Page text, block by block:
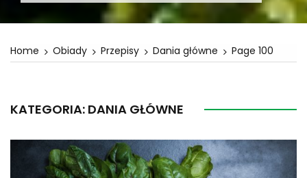
Home Obiady Przepisy Dania główne Page 100
KATEGORIA: DANIA GŁÓWNE